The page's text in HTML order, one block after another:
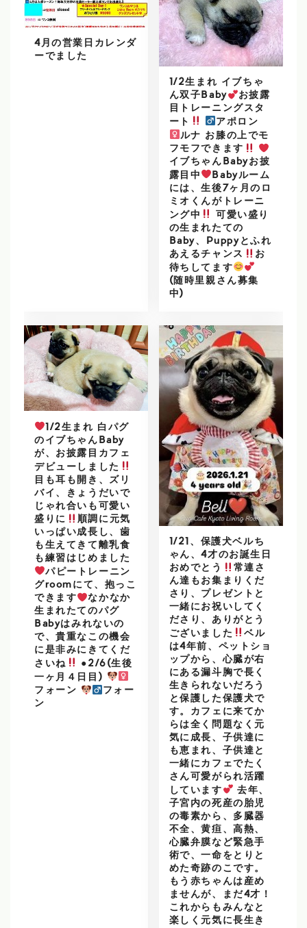
4月の営業日カレンダ
ーでました
1/2生まれ イブちゃ
ん双子Baby
お披露
目トレーニングスタ
ート
アポロン
ルナ お膝の上でモ
フモフできます
イブちゃんBabyお披
露目中
Babyルーム
には、生後7ヶ月のロ
ミオくんがトレーニ
ング中
可愛い盛り
の生まれたての
Baby、Puppyとふれ
あえるチャンス
お
待ちしてます
(随時里親さん募集
中)
1/2生まれ 白パグ
のイブちゃんBaby
が、お披露目カフェ
デビューしました
目も耳も開き、ズリ
バイ、きょうだいで
じゃれ合いも可愛い
盛りに
順調に元気
いっぱい成長し、歯
も生えてきて離乳食
も練習はじめました
パピートレーニン
グroomにて、抱っこ
できます
なかなか
生まれたてのパグ
Babyはみれないの
で、貴重なこの機会
に是非みにきてくだ
さいね
●2/6(生後
一ヶ月４日目)
フォーン
フォー
ン
1/21、保護犬ベルち
ゃん、4才のお誕生日
おめでとう
常連さ
ん達もお集まりくだ
さり、プレゼントと
一緒にお祝いしてく
ださり、ありがとう
ございました
ベル
は4年前、ペットショ
ップから、心臓が右
にある漏斗胸で長く
生きられないだろう
と保護した保護犬で
す。カフェに来てか
らは全く問題なく元
気に成長、子供達に
も恵まれ、子供達と
一緒にカフェでたく
さん可愛がられ活躍
しています
去年、
子宮内の死産の胎児
の毒素から、多臓器
不全、黄疸、高熱、
心臓弁膜など緊急手
術で、一命をとりと
めた奇跡のこです。
もう赤ちゃんは産め
ませんが、まだ4才！
これからもみんなと
楽しく元気に長生き